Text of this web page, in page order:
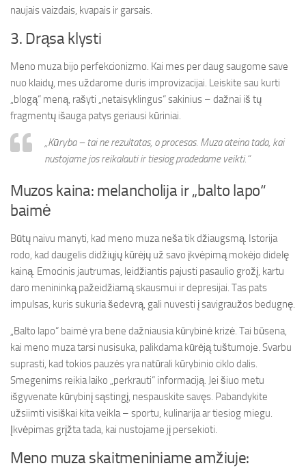
naujais vaizdais, kvapais ir garsais.
3. Drąsa klysti
Meno muza bijo perfekcionizmo. Kai mes per daug saugome save
nuo klaidų, mes uždarome duris improvizacijai. Leiskite sau kurti
„blogą“ meną, rašyti „netaisyklingus“ sakinius – dažnai iš tų
fragmentų išauga patys geriausi kūriniai.
„Kūryba – tai ne rezultatas, o procesas. Muza ateina tada, kai
nustojame jos reikalauti ir tiesiog pradedame veikti.“
Muzos kaina: melancholija ir „balto lapo“
baimė
Būtų naivu manyti, kad meno muza neša tik džiaugsmą. Istorija
rodo, kad daugelis didžiųjų kūrėjų už savo įkvėpimą mokėjo didelę
kainą. Emocinis jautrumas, leidžiantis pajusti pasaulio grožį, kartu
daro menininką pažeidžiamą skausmui ir depresijai. Tas pats
impulsas, kuris sukuria šedevrą, gali nuvesti į savigraužos bedugnę.
„Balto lapo“ baimė yra bene dažniausia kūrybinė krizė. Tai būsena,
kai meno muza tarsi nusisuka, palikdama kūrėją tuštumoje. Svarbu
suprasti, kad tokios pauzės yra natūrali kūrybinio ciklo dalis.
Smegenims reikia laiko „perkrauti“ informaciją. Jei šiuo metu
išgyvenate kūrybinį sąstingį, nespauskite savęs. Pabandykite
užsiimti visiškai kita veikla – sportu, kulinarija ar tiesiog miegu.
Įkvėpimas grįžta tada, kai nustojame jį persekioti.
Meno muza skaitmeniniame amžiuje: